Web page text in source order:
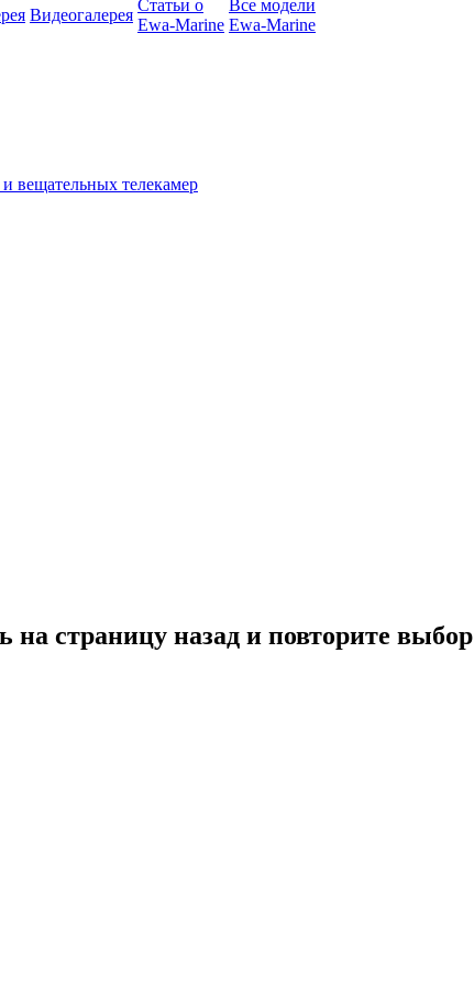
Видеогалерея
Статьи о
Ewa-Marine
Все модели
Ewa-Marine
вещательных телекамер
на страницу назад и повторите выбор